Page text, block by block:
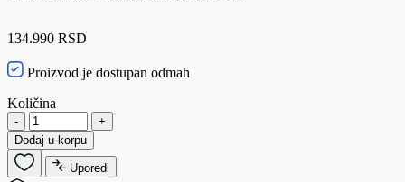
134.990 RSD
Proizvod je dostupan odmah
Količina
-
+
Dodaj u korpu
Uporedi